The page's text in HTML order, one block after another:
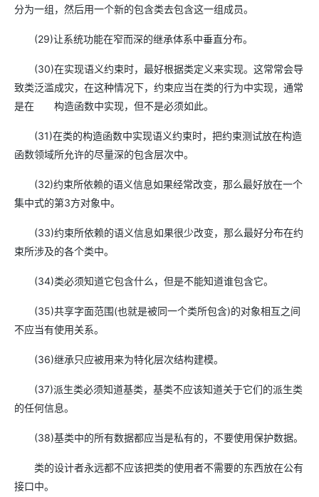
分为一组，然后用一个新的包含类去包含这一组成员。
(29)让系统功能在窄而深的继承体系中垂直分布。
(30)在实现语义约束时，最好根据类定义来实现。这常常会导
致类泛滥成灾，在这种情况下，约束应当在类的行为中实现，通常
是在 构造函数中实现，但不是必须如此。
(31)在类的构造函数中实现语义约束时，把约束测试放在构造
函数领域所允许的尽量深的包含层次中。
(32)约束所依赖的语义信息如果经常改变，那么最好放在一个
集中式的第3方对象中。
(33)约束所依赖的语义信息如果很少改变，那么最好分布在约
束所涉及的各个类中。
(34)类必须知道它包含什么，但是不能知道谁包含它。
(35)共享字面范围(也就是被同一个类所包含)的对象相互之间
不应当有使用关系。
(36)继承只应被用来为特化层次结构建模。
(37)派生类必须知道基类，基类不应该知道关于它们的派生类
的任何信息。
(38)基类中的所有数据都应当是私有的，不要使用保护数据。
类的设计者永远都不应该把类的使用者不需要的东西放在公有
接口中。